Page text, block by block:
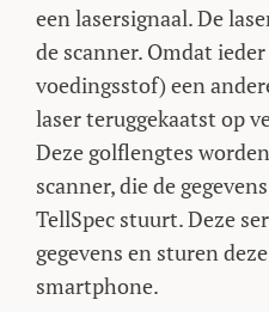
een lasersignaal. De
de scanner. Omdat
voedingsstof) een
laser teruggekaatst op
Deze golflengtes
scanner, die de
TellSpec stuurt. Deze
gegevens en sturen
smartphone.